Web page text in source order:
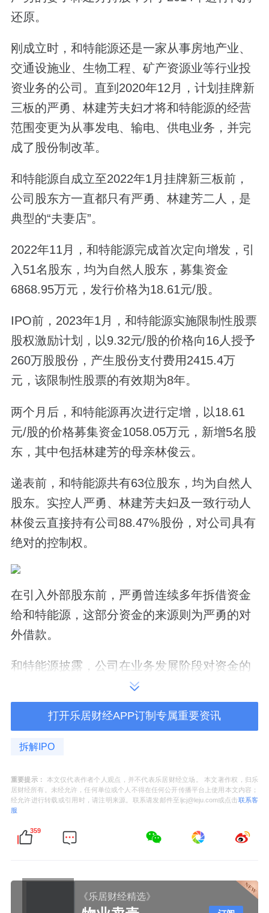
还原。
刚成立时，和特能源还是一家从事房地产业、
交通设施业、生物工程、矿产资源业等行业投
资业务的公司。直到2020年12月，计划挂牌新
三板的严勇、林建芳夫妇才将和特能源的经营
范围变更为从事发电、输电、供电业务，并完
成了股份制改革。
和特能源自成立至2022年1月挂牌新三板前，
公司股东方一直都只有严勇、林建芳二人，是
典型的“夫妻店”。
2022年11月，和特能源完成首次定向增发，引
入51名股东，均为自然人股东，募集资金
6868.95万元，发行价格为18.61元/股。
IPO前，2023年1月，和特能源实施限制性股票
股权激励计划，以9.32元/股的价格向16人授予
260万股股份，产生股份支付费用2415.4万
元，该限制性股票的有效期为8年。
两个月后，和特能源再次进行定增，以18.61
元/股的价格募集资金1058.05万元，新增5名股
东，其中包括林建芳的母亲林俊云。
递表前，和特能源共有63位股东，均为自然人
股东。实控人严勇、林建芳夫妇及一致行动人
林俊云直接持有公司88.47%股份，对公司具有
绝对的控制权。
在引入外部股东前，严勇曾连续多年拆借资金
给和特能源，这部分资金的来源则为严勇的对
外借款。
和特能源披露，公司在业务发展阶段对资金的
需求量较大，但自身融资渠道较少，向银行等
金融机构获取灵活的信贷资金较为困难。在公
司需要临时资金周转时，严勇会将其自有或自
筹资金临时拆借给公司以缓解公司的资金压
2009年至2021年陆续以自身可从公司项目中获
得的收益为基础，向其亲友及部分员工借款，
元、32.5万元；2021年及2022年初，借款余额
分别为7377.12万元、7409.62万元，借款人人
打开乐居财经APP订制专属重要资讯
拆解IPO
重要提示：
本文仅代表作者个人观点，并不代表乐居财经立场。 本文著作权，归乐
居财经所有。未经允许，任何单位或个人不得在任何公开传播平台上使用本文内容；
经允许进行转载或引用时，请注明来源。联系请发邮件至ljcj@leju.com或点击联系客
服
359
《乐居财经精选》